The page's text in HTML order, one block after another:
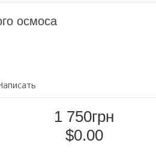
осмоса
1 750грн
$0.00